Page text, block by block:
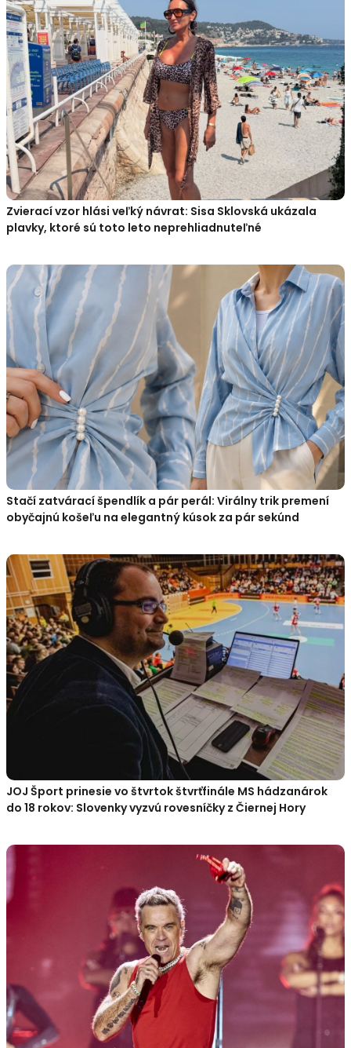
Zvierací vzor hlási veľký návrat: Sisa Sklovská ukázala
plavky, ktoré sú toto leto neprehliadnuteľné
Stačí zatvárací špendlík a pár perál: Virálny trik premení
obyčajnú košeľu na elegantný kúsok za pár sekúnd
JOJ Šport prinesie vo štvrtok štvrťfinále MS hádzanárok
do 18 rokov: Slovenky vyzvú rovesníčky z Čiernej Hory